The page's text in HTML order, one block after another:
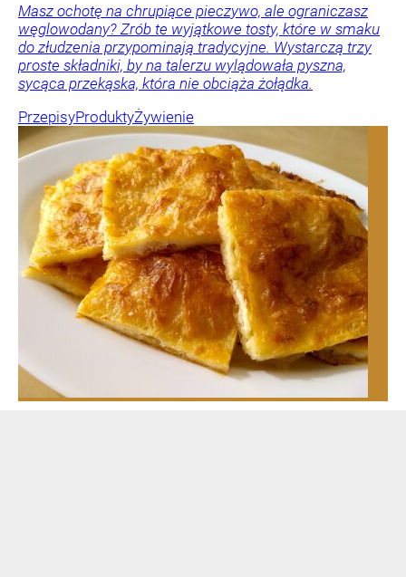
Masz ochotę na chrupiące pieczywo, ale ograniczasz
węglowodany? Zrób te wyjątkowe tosty, które w smaku
do złudzenia przypominają tradycyjne. Wystarczą trzy
proste składniki, by na talerzu wylądowała pyszna,
sycąca przekąska, która nie obciąża żołądka.
PrzepisyProduktyŻywienie